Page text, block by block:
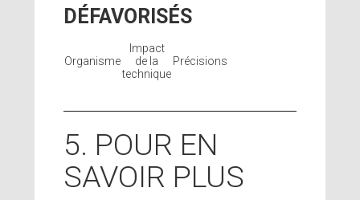
DÉFAVORISÉS
Organisme
Impact
de la
technique
Précisions
5. POUR EN
SAVOIR PLUS